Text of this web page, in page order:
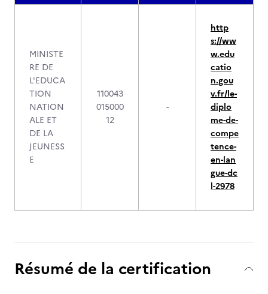
MINISTE
RE DE
L'EDUCA
TION
NATION
ALE ET
DE LA
JEUNESS
E
110043
015000
12
-
http
s://ww
w.edu
catio
n.gou
v.fr/le-
diplo
me-de-
compe
tence-
en-lan
gue-dc
l-2978
Résumé de la certification